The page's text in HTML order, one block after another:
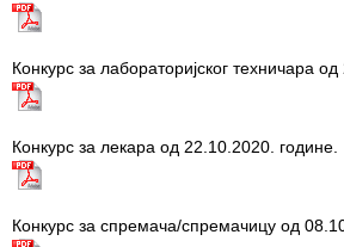
Конкурс за лабораторијског техничара
Конкурс за лекара од 22.10.2020. године.
Конкурс за спремача/спремачицу од